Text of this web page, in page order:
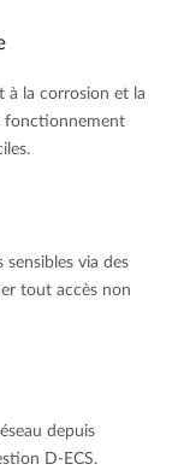
à la corrosion et la
fonctionnement
sensibles via des
tout accès non
depuis
D-ECS.